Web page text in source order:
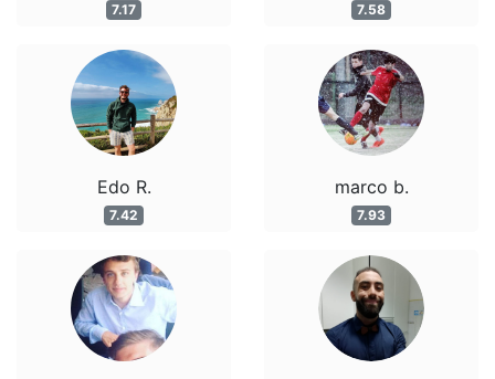
7.17
Edo R.
7.42
7.58
marco b.
7.93